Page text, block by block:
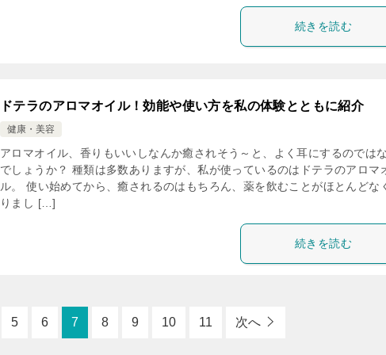
続きを読む
ドテラのアロマオイル！効能や使い方を私の体験とともに紹介
健康・美容
アロマオイル、香りもいいしなんか癒されそう～と、よく耳にするのでは
でしょうか？ 種類は多数ありますが、私が使っているのはドテラのアロマ
ル。 使い始めてから、癒されるのはもちろん、薬を飲むことがほとんどな
りまし […]
続きを読む
5 6 7 8 9 10 11 次へ